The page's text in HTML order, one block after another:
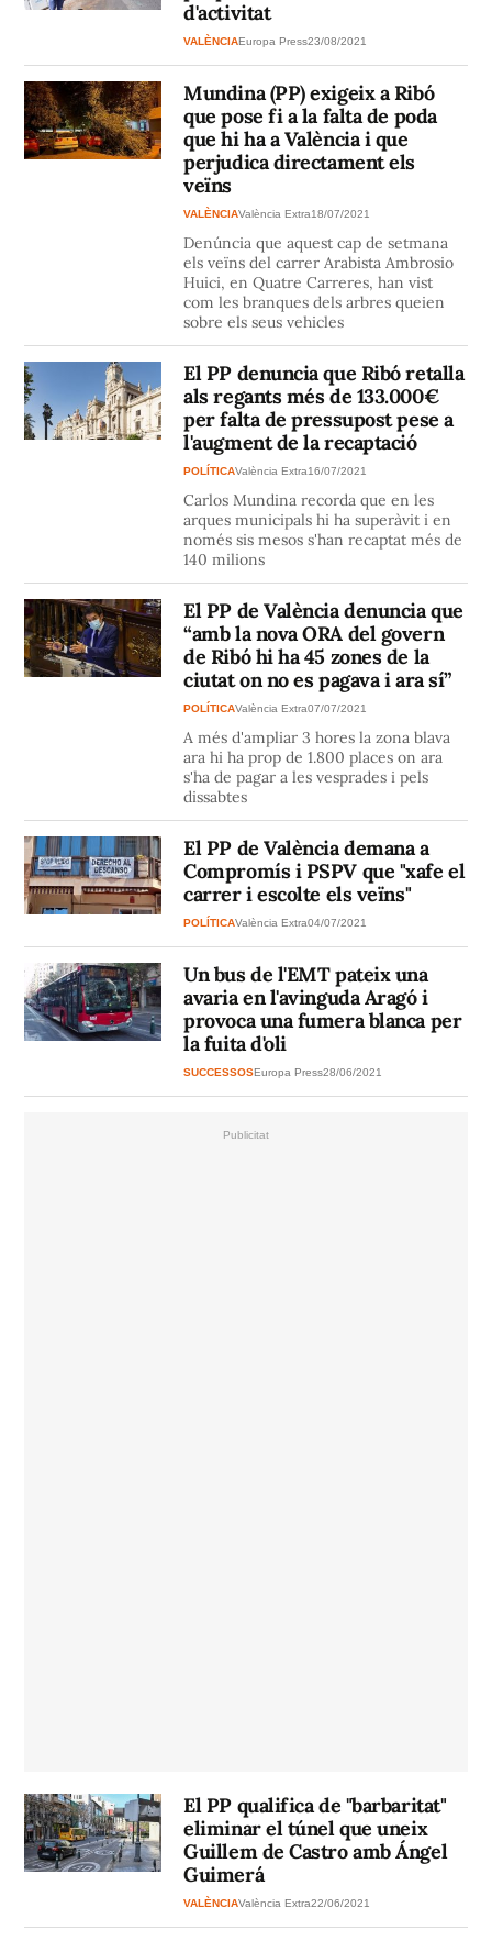
d'activitat
VALÈNCIAEuropa Press23/08/2021
Mundina (PP) exigeix a Ribó
que pose fi a la falta de poda
que hi ha a València i que
perjudica directament els
veïns
VALÈNCIAValència Extra18/07/2021
Denúncia que aquest cap de setmana
els veïns del carrer Arabista Ambrosio
Huici, en Quatre Carreres, han vist
com les branques dels arbres queien
sobre els seus vehicles
El PP denuncia que Ribó retalla
als regants més de 133.000€
per falta de pressupost pese a
l'augment de la recaptació
POLÍTICAValència Extra16/07/2021
Carlos Mundina recorda que en les
arques municipals hi ha superàvit i en
només sis mesos s'han recaptat més de
140 milions
El PP de València denuncia que
“amb la nova ORA del govern
de Ribó hi ha 45 zones de la
ciutat on no es pagava i ara sí”
POLÍTICAValència Extra07/07/2021
A més d'ampliar 3 hores la zona blava
ara hi ha prop de 1.800 places on ara
s'ha de pagar a les vesprades i pels
dissabtes
El PP de València demana a
Compromís i PSPV que "xafe el
carrer i escolte els veïns"
POLÍTICAValència Extra04/07/2021
Un bus de l'EMT pateix una
avaria en l'avinguda Aragó i
provoca una fumera blanca per
la fuita d'oli
SUCCESSOSEuropa Press28/06/2021
El PP qualifica de "barbaritat"
eliminar el túnel que uneix
Guillem de Castro amb Ángel
Guimerá
VALÈNCIAValència Extra22/06/2021